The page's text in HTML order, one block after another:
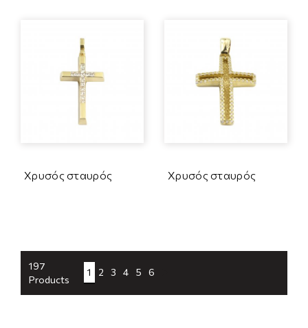
Χρυσός σταυρός Χρυσός σταυρός
197
Products
1 2 3 4 5 6